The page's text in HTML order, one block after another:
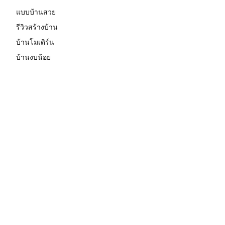
แบบบ้านสวย
รีวิวสร้างบ้าน
บ้านโมเดิร์น
บ้านงบน้อย